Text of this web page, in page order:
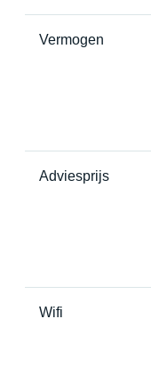
Vermogen
Adviesprijs
Wifi